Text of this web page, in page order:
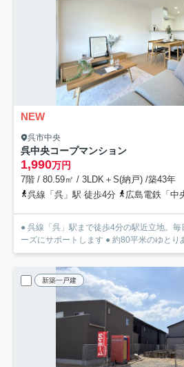
NEW
呉市中央
呉中央コープマンション
1,990万円
7階 / 80.59㎡ / 3LDK＋S(納戸) /築43年
呉線「呉」駅 徒歩4分
広島電鉄「中央１丁
● 呉線「呉」駅まで徒歩4分の駅近立地。
ーズにサポートします ● 約80平米のゆとり
新築一戸建